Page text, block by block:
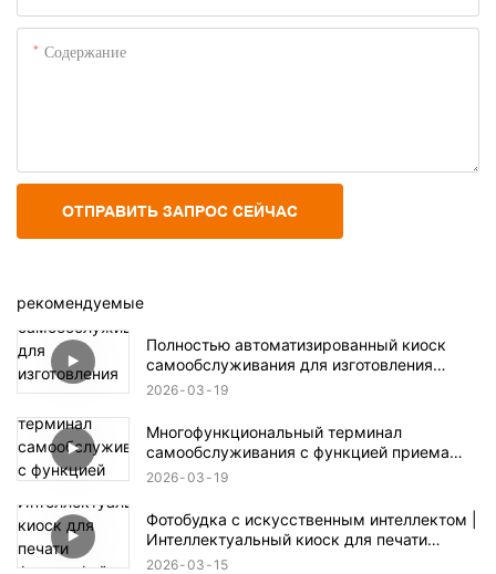
Содержание
ОТПРАВИТЬ ЗАПРОС СЕЙЧАС
рекомендуемые
Полностью автоматизированный киоск
самообслуживания для изготовления
чехлов для телефонов с индивидуальной
2026 03 19
Многофункциональный терминал
самообслуживания с функцией приема
монет и банкнот.
2026 03 19
Фотобудка с искусственным интеллектом |
Интеллектуальный киоск для печати
фотографий для мероприятий и розничной
2026 03 15